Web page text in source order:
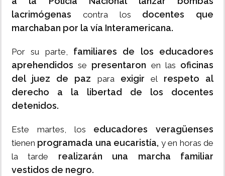
lacrimógenas contra los docentes que
marchaban por la vía Interamericana.
Por su parte, familiares de los educadores
aprehendidos se presentaron en las oficinas
del juez de paz para exigir el respeto al
derecho a la libertad de los docentes
detenidos.
Este martes, los educadores veragüenses
tienen programada una eucaristía, y en horas de
la tarde realizarán una marcha familiar
vestidos de negro.